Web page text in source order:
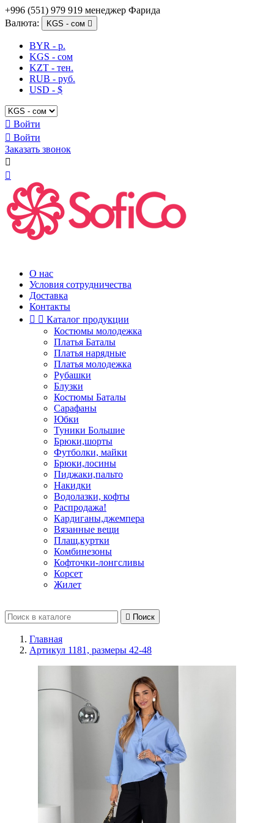
+996 (551) 979 919 менеджер Фарида
Валюта:
KGS - сом 
BYR - р.
KGS - сом
KZT - тен.
RUB - руб.
USD - $
 Войти
 Войти
Заказать звонок


О нас
Условия сотрудничества
Доставка
Контакты
  Каталог продукции
Костюмы молодежка
Платья Баталы
Платья нарядные
Платья молодежка
Рубашки
Блузки
Костюмы Баталы
Сарафаны
Юбки
Туники Большие
Брюки,шорты
Футболки, майки
Брюки,лосины
Пиджаки,пальто
Накидки
Водолазки, кофты
Распродажа!
Кардиганы,джемпера
Вязанные вещи
Плащ,куртки
Комбинезоны
Кофточки-лонгсливы
Корсет
Жилет
 Поиск
Главная
Артикул 1181, размеры 42-48